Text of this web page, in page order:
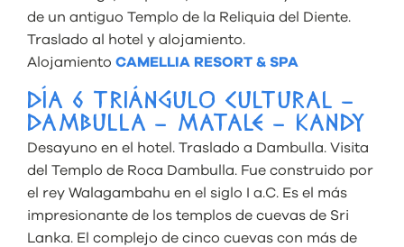
de un antiguo Templo de la Reliquia del Diente.
Traslado al hotel y alojamiento.
Alojamiento CAMELLIA RESORT & SPA
DÍA 6 TRIÁNGULO CULTURAL –
DAMBULLA – MATALE – KANDY
Desayuno en el hotel. Traslado a Dambulla. Visita
del Templo de Roca Dambulla. Fue construido por
el rey Walagambahu en el siglo I a.C. Es el más
impresionante de los templos de cuevas de Sri
Lanka. El complejo de cinco cuevas con más de